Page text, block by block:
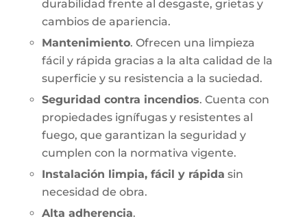
durabilidad frente al desgaste, grietas y
cambios de apariencia.
Mantenimiento. Ofrecen una limpieza
fácil y rápida gracias a la alta calidad de la
superficie y su resistencia a la suciedad.
Seguridad contra incendios. Cuenta con
propiedades ignífugas y resistentes al
fuego, que garantizan la seguridad y
cumplen con la normativa vigente.
Instalación limpia, fácil y rápida sin
necesidad de obra.
Alta adherencia.